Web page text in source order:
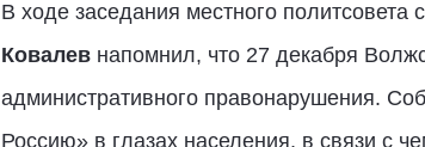
В ходе заседания местного политсовета
Ковалевнапомнил, что 27 декабря
административного правонарушения.
Россию» в глазах населения, в связи с